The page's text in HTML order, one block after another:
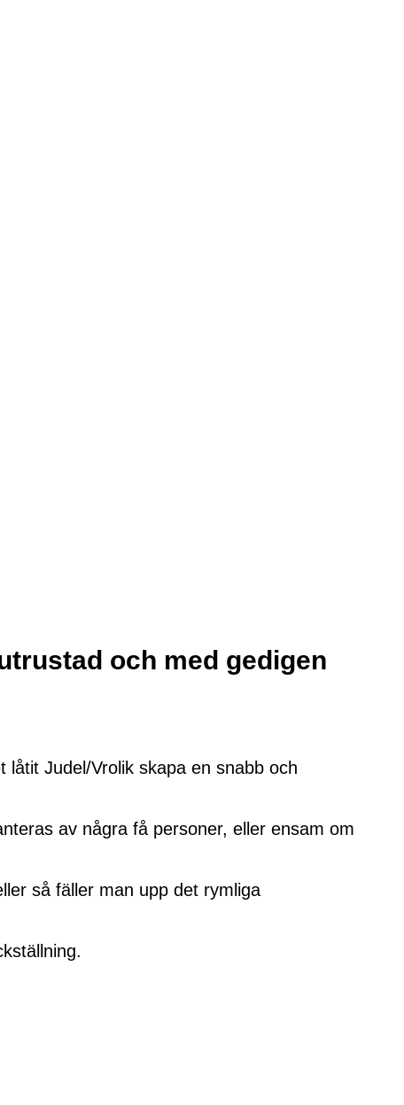
och med gedigen
Judel/Vrolik skapa en snabb och
av några få personer, eller ensam om
så fäller man upp det rymliga